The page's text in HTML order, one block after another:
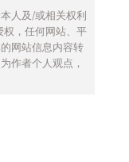
人及/或相关权利
权，任何网站、平
网站信息内容转
作者个人观点，